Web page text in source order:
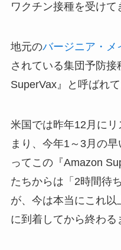
ワクチン接種を受けて
地元のバージニア・メ
されている集団予防
SuperVax』と呼ばれ
米国では昨年12月に
まり、今年1～3月の
ってこの『Amazon
たちからは「2時間待
が、今は本当にこれ
に到着してから終わる